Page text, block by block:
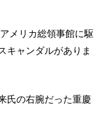
メリカ総領事館に駆
キャンダルがありま
氏の右腕だった重慶